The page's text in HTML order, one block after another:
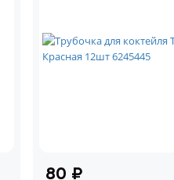
80 ₽